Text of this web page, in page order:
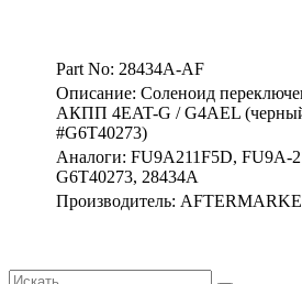
Part No: 28434A-AF
Описание: Соленоид
АКПП 4EAT-G / G4AEL
#G6T40273)
Аналоги: FU9A211F5D, FU9A-
G6T40273, 28434A
Производитель: